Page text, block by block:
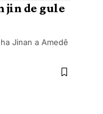
jin de gule
Jinan a Amedê